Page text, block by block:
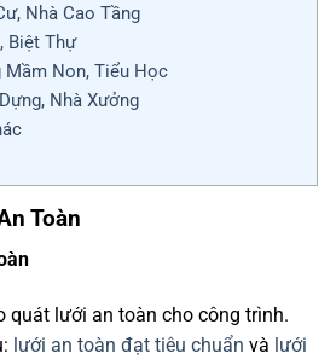
Nhà Cao Tầng
Biệt Thự
Mầm Non, Tiểu Học
Nhà Xưởng
Toàn
quát lưới an toàn cho công trình.
lưới an toàn đạt tiêu chuẩn và lưới